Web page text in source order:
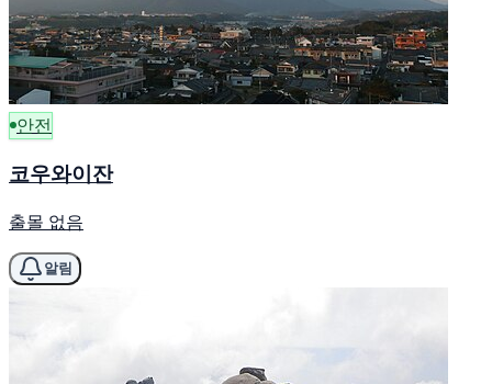
안전
코우와이잔
출몰 없음
알림